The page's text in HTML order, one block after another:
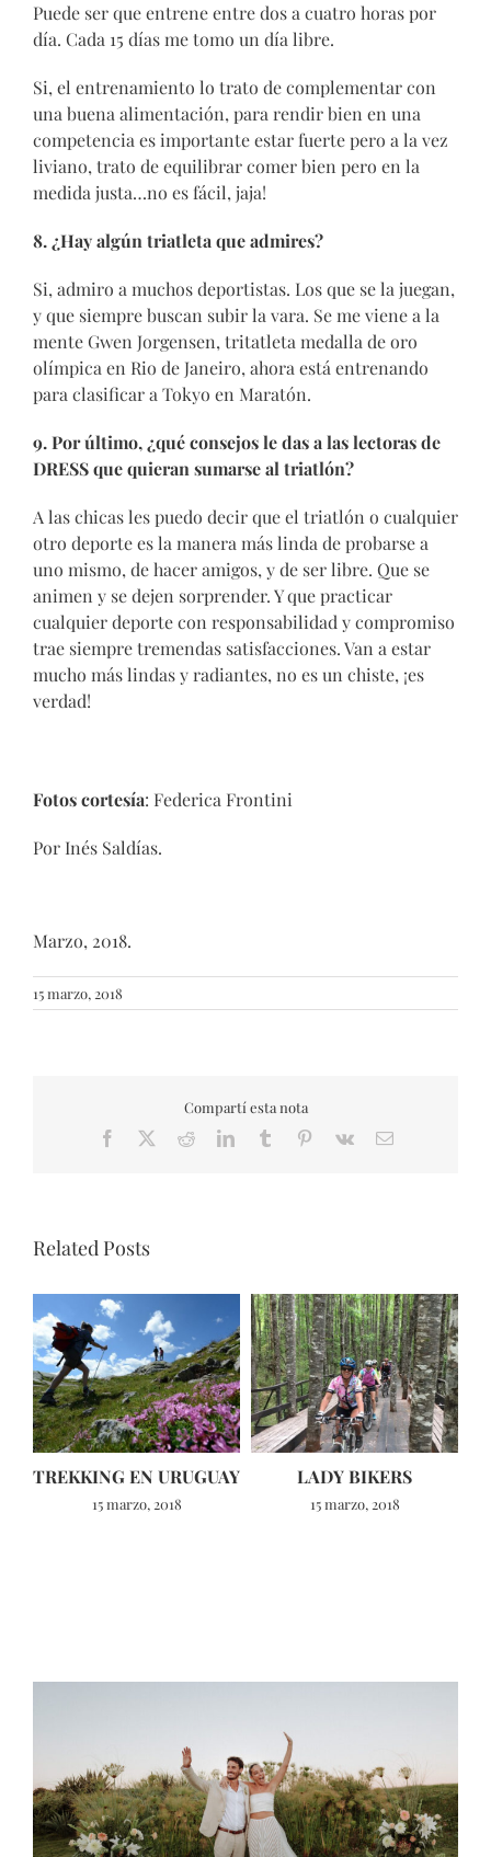
Puede ser que entrene entre dos a cuatro horas por
día. Cada 15 días me tomo un día libre.
Si, el entrenamiento lo trato de complementar con
una buena alimentación, para rendir bien en una
competencia es importante estar fuerte pero a la vez
liviano, trato de equilibrar comer bien pero en la
medida justa…no es fácil, jaja!
8. ¿Hay algún triatleta que admires?
Si, admiro a muchos deportistas. Los que se la juegan,
y que siempre buscan subir la vara. Se me viene a la
mente Gwen Jorgensen, tritatleta medalla de oro
olímpica en Rio de Janeiro, ahora está entrenando
para clasificar a Tokyo en Maratón.
9. Por último, ¿qué consejos le das a las lectoras de
DRESS que quieran sumarse al triatlón?
A las chicas les puedo decir que el triatlón o cualquier
otro deporte es la manera más linda de probarse a
uno mismo, de hacer amigos, y de ser libre. Que se
animen y se dejen sorprender. Y que practicar
cualquier deporte con responsabilidad y compromiso
trae siempre tremendas satisfacciones. Van a estar
mucho más lindas y radiantes, no es un chiste, ¡es
verdad!
Fotos cortesía: Federica Frontini
Por Inés Saldías.
Marzo, 2018.
15 marzo, 2018
Compartí esta nota
Facebook RedditLinkedInTumblr Pinterest
Vk Email
Related Posts
TREKKING EN URUGUAY
15 marzo, 2018
LADY BIKERS
15 marzo, 2018